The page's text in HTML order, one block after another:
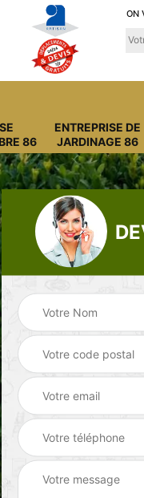
ON
86
ENTREPRISE DE
JARDINAGE 86